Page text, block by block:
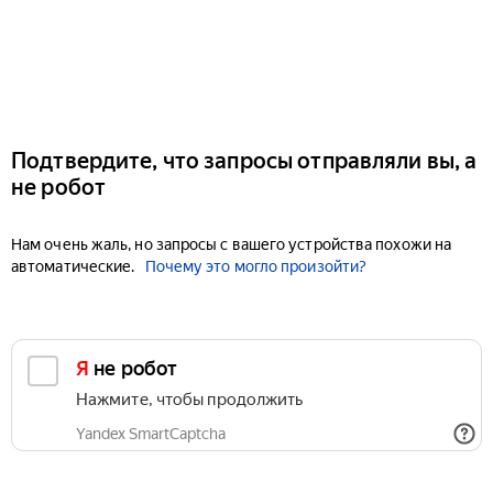
Подтвердите, что запросы отправляли вы, а
не робот
Нам очень жаль, но запросы с вашего устройства похожи на
автоматические.
Почему это могло произойти?
Я не робот
Нажмите, чтобы продолжить
Yandex SmartCaptcha